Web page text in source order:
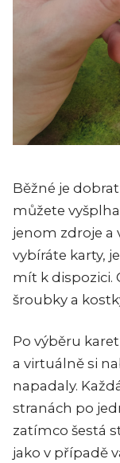
Běžné je
můžete
jenom zdroje a
vybíráte karty,
mít k dispozici.
šroubky a
Po výběru
a virtuálně si
napadaly.
stranách po
zatímco šestá
jako v případě